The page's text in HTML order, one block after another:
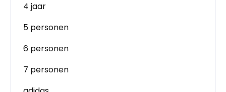
4 jaar
5 personen
6 personen
7 personen